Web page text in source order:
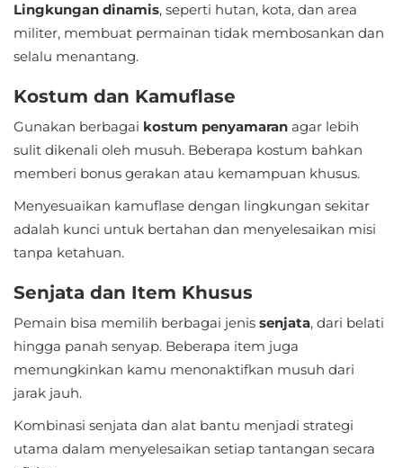
Auto
&
Beauty
Books
Reference
Buku
Business
Comics
Communication
Lingkungan dinamis, seperti hutan, kota, dan area
militer, membuat permainan tidak membosankan dan
selalu menantang.
Kostum dan Kamuflase
Gunakan berbagai kostum penyamaran agar lebih
sulit dikenali oleh musuh. Beberapa kostum bahkan
memberi bonus gerakan atau kemampuan khusus.
Menyesuaikan kamuflase dengan lingkungan sekitar
adalah kunci untuk bertahan dan menyelesaikan misi
tanpa ketahuan.
Senjata dan Item Khusus
Pemain bisa memilih berbagai jenis senjata, dari belati
hingga panah senyap. Beberapa item juga
memungkinkan kamu menonaktifkan musuh dari
jarak jauh.
Kombinasi senjata dan alat bantu menjadi strategi
utama dalam menyelesaikan setiap tantangan secara